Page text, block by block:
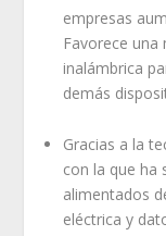
empresas
Favorece
inalámbrica
demás
Gracias a la
con la que ha
alimentados
eléctrica y